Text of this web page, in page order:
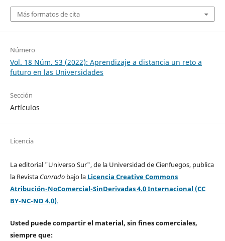
Más formatos de cita
Número
Vol. 18 Núm. S3 (2022): Aprendizaje a distancia un reto a
futuro en las Universidades
Sección
Artículos
Licencia
La editorial "Universo Sur", de la Universidad de Cienfuegos, publica
la Revista Conradobajo la Licencia Creative Commons
Atribución-NoComercial-SinDerivadas 4.0 Internacional (CC
BY-NC-ND 4.0).
Usted puede compartir el material, sin fines comerciales,
siempre que: